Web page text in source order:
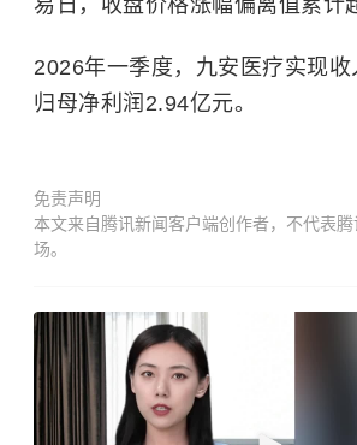
易日，收盘价格涨幅偏离值累计
2026年一季度，九安医疗实现收
归母净利润2.94亿元。
免责声明
本文来自腾讯新闻客户端创作者，不代表
场。